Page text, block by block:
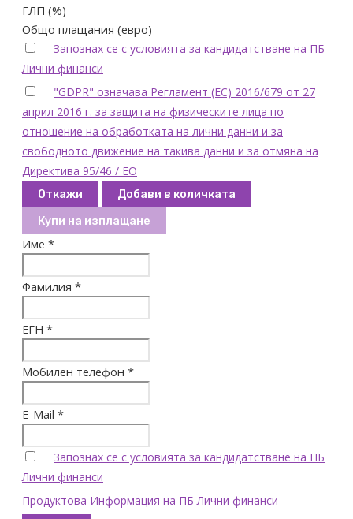
ГЛП (%)
Общо плащания (евро)
Запознах се с условията за кандидатстване на ПБ
Лични финанси
"GDPR" означава Регламент (ЕС) 2016/679 от 27
април 2016 г. за защита на физическите лица по
отношение на обработката на лични данни и за
свободното движение на такива данни и за отмяна на
Директива 95/46 / ЕО
Откажи
Добави в количката
Купи на изплащане
Име *
Фамилия *
ЕГН *
Мобилен телефон *
E-Mail *
Запознах се с условията за кандидатстване на ПБ
Лични финанси
Продуктова Информация на ПБ Лични финанси